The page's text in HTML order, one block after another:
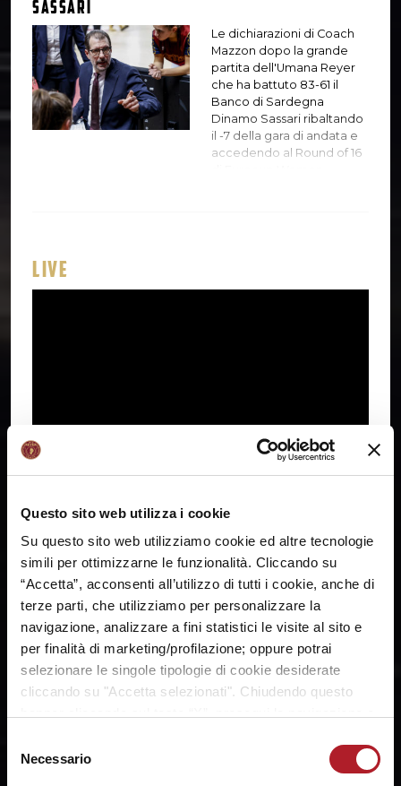
Questo sito web utilizza i cookie
Su questo sito web utilizziamo cookie ed altre tecnologie
simili per ottimizzarne le funzionalità. Cliccando su
“Accetta”, acconsenti all’utilizzo di tutti i cookie, anche di
terze parti, che utilizziamo per personalizzare la
navigazione, analizzare a fini statistici le visite al sito e
per finalità di marketing/profilazione; oppure potrai
selezionare le singole tipologie di cookie desiderate
cliccando su "Accetta selezionati". Chiudendo questo
fruizione del sito. Potrai modificare le tue preferenze in
ogni momento mediante il link “Impostazione dei cookie”
delNecessario
Sassari
Le dichiarazioni di Coach
Mazzon dopo la grande
partita dell'Umana Reyer
che ha battuto 83-61 il
Banco di Sardegna
Dinamo Sassari ribaltando
il -7 della gara di andata e
accedendo al Round of 16
questo premio soprattutto
sarà da avere molta
pazienza con le ragazze…
LIVE
CRONACA PARTITA
Umana Reyer-Banco di Sardegna Dinamo
Sassari: 83-61